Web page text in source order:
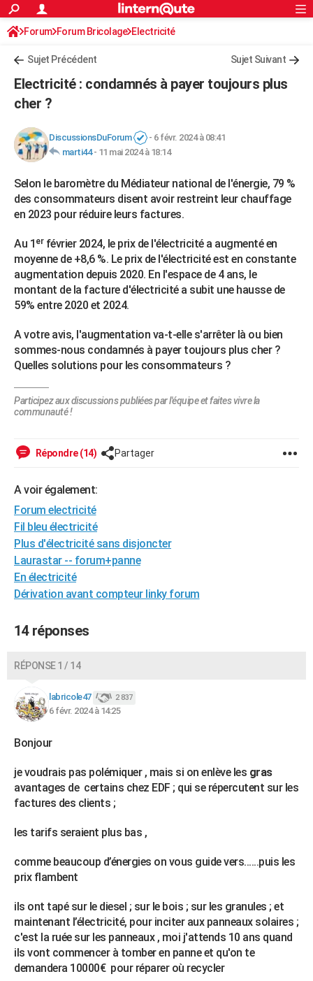
ACTUALITÉS
Politique
Société
Faits Divers
Education
Monde
Villes
+
Programme TV
Streaming
Cinéma
Sorties cinéma
Musique
FINANCE
Retraite
Impôts
Epargne
Immobilier
Risques naturels par ville
Banque
Assurance
Crédit
AUTO
Essais
Réserver un essai
Citadines
Berlines
SUV
Forum auto
+HIGH-TECH
Mobiles
Meilleur smartphone
Internet
Ordinateurs
Jeux vidéo
Guide high-tech
+BRICOLAGE
Forum
Aménagement intérieur
Extérieur
Cuisine
Salle de bains
Jardinage
Rangement
WEEK-END
Guides de France
Escapades
Patrimoine
Expositions
Musées
Week-end nature
+
LIFESTYLE
Art de vivre
Bien-être
Loisirs
Mode
Modes de vie
SANTE
Alimentation
Guide de la santé
Maladies
Médicaments
Sommeil
VOYAGE
PHOTO
GUIDES D'ACHAT
BONS PLANS
CARTE DE VOEUX
DICTIONNAIRE
S'inscrire
Se connecter
Lycées
Collèges
Primaires
Universités
Entreprises
Service militaire
Avis de recherche
AVIS DE DÉCÈS
FORUM
Bricolage
Lifestyle
Culture
Sport
Auto
Television
Voyage
Cinema
S'inscrire
Connexion
Forum Forum Bricolage Electricité
Sujet Précédent Sujet Suivant
Electricité : condamnés à payer toujours plus
cher ?
DiscussionsDuForum - 6 févr. 2024 à 08:41
marti44- 11 mai 2024 à 18:14
Selon le baromètre du Médiateur national de l'énergie, 79 %
des consommateurs disent avoir restreint leur chauffage
en 2023 pour réduire leurs factures.
Au 1ᵉʳ février 2024, le prix de l'électricité a augmenté en
moyenne de +8,6 %. Le prix de l'électricité est en constante
augmentation depuis 2020. En l'espace de 4 ans, le
montant de la facture d'électricité a subit une hausse de
59% entre 2020 et 2024.
A votre avis, l'augmentation va-t-elle s'arrêter là ou bien
sommes-nous condamnés à payer toujours plus cher ?
Quelles solutions pour les consommateurs ?
Participez aux discussions publiées par l'équipe et faites vivre la
communauté !
Répondre (14) Partager
A voir également:
Forum electricité
Fil bleu électricité
Plus d'électricité sans disjoncter
Laurastar -- forum+panne
En électricité
Dérivation avant compteur linky forum
14 réponses
RÉPONSE 1 / 14
labricole47 2 837
6 févr. 2024 à 14:25
Bonjour
je voudrais pas polémiquer , mais si on enlève les gras
avantages de certains chez EDF ; qui se répercutent sur les
factures des clients ;
les tarifs seraient plus bas ,
comme beaucoup d’énergies on vous guide vers......puis les
prix flambent
ils ont tapé sur le diesel ; sur le bois ; sur les granules ; et
maintenant l’électricité, pour inciter aux panneaux solaires ;
c'est la ruée sur les panneaux , moi j'attends 10 ans quand
ils vont commencer à tomber en panne et qu'on te
demandera 10000€ pour réparer où recycler